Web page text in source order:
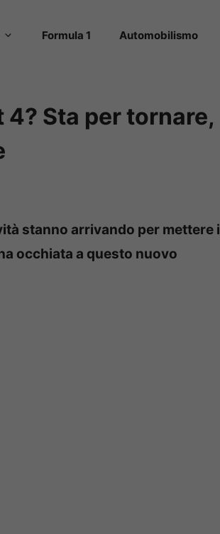
Formula 1 Automobilismo
Sta per tornare,
stanno arrivando per mettere i
occhiata a questo nuovo